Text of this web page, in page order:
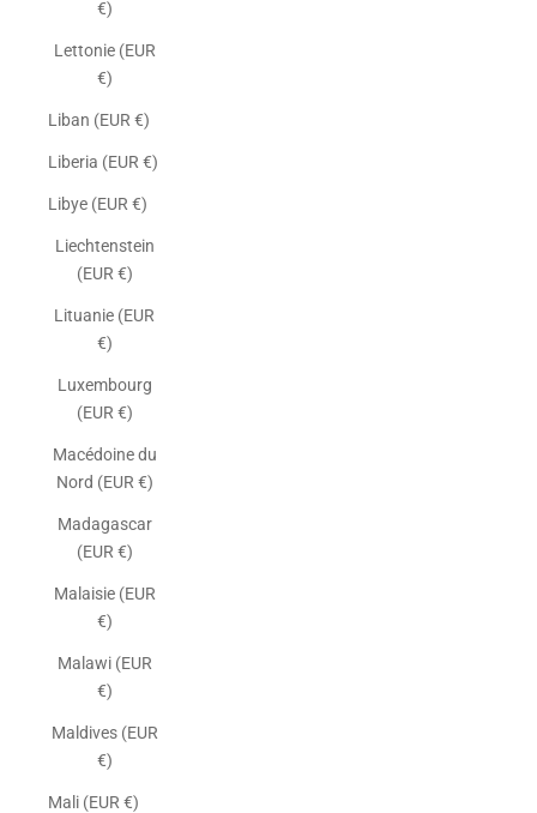
€)
Lettonie (EUR
€)
Liban (EUR €)
Liberia (EUR €)
Libye (EUR €)
Liechtenstein
(EUR €)
Lituanie (EUR
€)
Luxembourg
(EUR €)
Macédoine du
Nord (EUR €)
Madagascar
(EUR €)
Malaisie (EUR
€)
Malawi (EUR
€)
Maldives (EUR
€)
Mali (EUR €)